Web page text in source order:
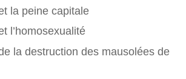
la peine capitale
l’homosexualité
la destruction des mausolées de